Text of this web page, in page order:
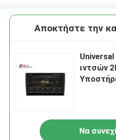
Αποκτήστε την
ιντσών
Να